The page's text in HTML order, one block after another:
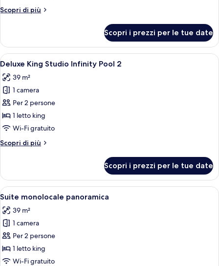
Scopri di più
Altri
King
Studio
Scopri i prezzi per le tue date
Apri
tutte
le
foto
per
Deluxe
King
Infinity
Un letto grande con un poggiatesta
14
Deluxe King Studio Infinity Pool 2
39 m²
1 camera
Per 2 persone
1 letto king
Wi-Fi gratuito
Scopri di più
Altri
King
Studio
Infinity
2
Scopri i prezzi per le tue date
Apri
tutte
le
foto
per
Suite
monolocale
Un balcone in legno con una sedia
13
Suite monolocale panoramica
39 m²
1 camera
Per 2 persone
1 letto king
Wi-Fi gratuito